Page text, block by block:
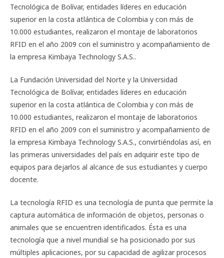
Tecnológica de Bolívar, entidades líderes en educación
superior en la costa atlántica de Colombia y con más de
10.000 estudiantes, realizaron el montaje de laboratorios
RFID en el año 2009 con el suministro y acompañamiento de
la empresa Kimbaya Technology S.A.S..
La Fundación Universidad del Norte y la Universidad
Tecnológica de Bolívar, entidades líderes en educación
superior en la costa atlántica de Colombia y con más de
10.000 estudiantes, realizaron el montaje de laboratorios
RFID en el año 2009 con el suministro y acompañamiento de
la empresa Kimbaya Technology S.A.S., convirtiéndolas así, en
las primeras universidades del país en adquirir este tipo de
equipos para dejarlos al alcance de sus estudiantes y cuerpo
docente.
La tecnología RFID es una tecnología de punta que permite la
captura automática de información de objetos, personas o
animales que se encuentren identificados. Ésta es una
tecnología que a nivel mundial se ha posicionado por sus
múltiples aplicaciones, por su capacidad de agilizar procesos